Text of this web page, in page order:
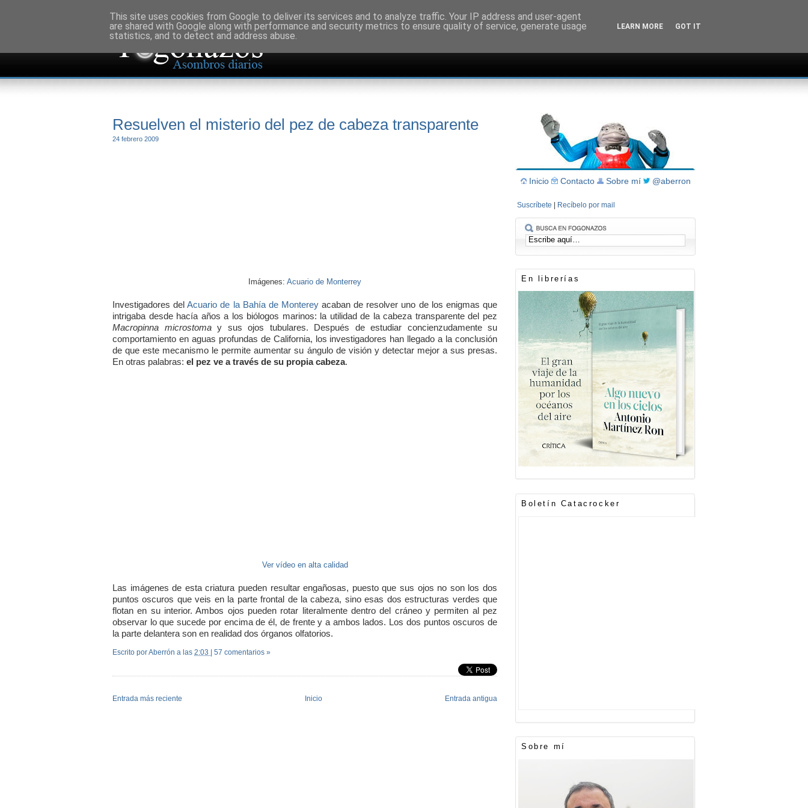
Resuelven el misterio del pez de cabeza transparente
24 febrero 2009
Imágenes: Acuario de Monterrey
Investigadores delAcuario de la Bahía de Montereyacaban de resolver uno de los enigmas que
intrigaba desde hacía años a los biólogos marinos: la utilidad de la cabeza transparente del pez
Macropinna microstomay sus ojos tubulares. Después de estudiar concienzudamente su
comportamiento en aguas profundas de California, los investigadores han llegado a la conclusión
de que este mecanismo le permite aumentar su ángulo de visión y detectar mejor a sus presas.
En otras palabras: el pez ve a través de su propia cabeza.
Ver vídeo en alta calidad
Las imágenes de esta criatura pueden resultar engañosas, puesto que sus ojos no son los dos
puntos oscuros que veis en la parte frontal de la cabeza, sino esas dos estructuras verdes que
flotan en su interior. Ambos ojos pueden rotar literalmente dentro del cráneo y permiten al pez
observar lo que sucede por encima de él, de frente y a ambos lados. Los dos puntos oscuros de
la parte delantera son en realidad dos órganos olfatorios.
Escrito por Aberrón a las 2:03 | 57 comentarios »
Entrada más reciente Entrada antigua
Inicio
Inicio Contacto Sobre mí @aberron
Suscríbete Recíbelo por mail
En librerías
Boletín Catacrocker
Sobre mí
This site uses cookies from Google to deliver its services and to analyze traffic. Your IP address and user-agent
are shared with Google along with performance and security metrics to ensure quality of service, generate usage
statistics, and to detect and address abuse.
LEARN MORE GOT IT